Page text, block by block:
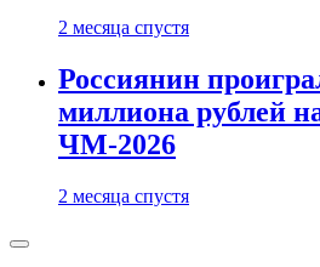
2 месяца спустя
Россиянин
миллиона рублей
ЧМ-2026
2 месяца спустя